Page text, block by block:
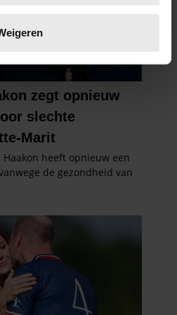
in het
content en advertenties te
voor social media te bieden
te analyseren. Ook delen we
van onze site met onze
adverteren en analyse. Deze
combineren met andere
gebruik van hun services. U
als u onze website blijft